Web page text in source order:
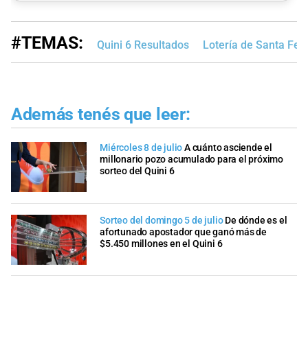
#TEMAS: Quini 6 Resultados Lotería de Santa Fe
Además tenés que leer:
Miércoles 8 de julioA cuánto asciende el
millonario pozo acumulado para el próximo
sorteo del Quini 6
Sorteo del domingo 5 de julio De dónde es el
afortunado apostador que ganó más de
$5.450 millones en el Quini 6